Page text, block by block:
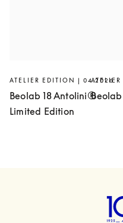
ATELIER EDITION | 04.2026
Beolab 18 Antolini®
Limited Edition